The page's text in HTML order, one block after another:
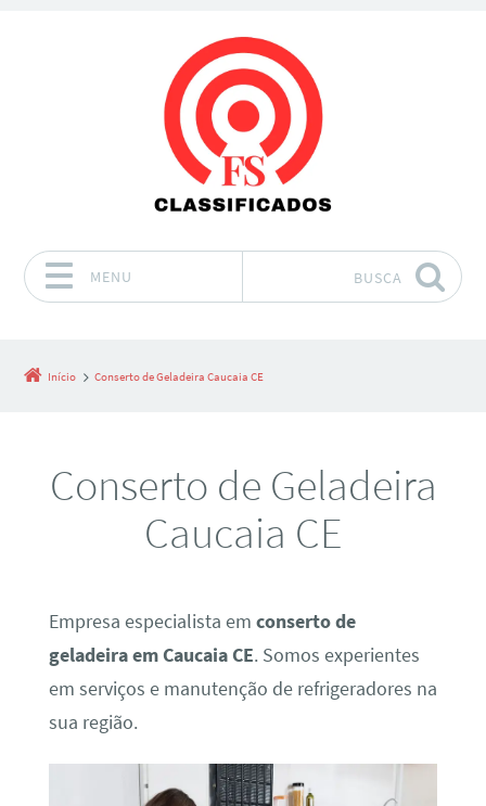
MENU BUSCA
Início Conserto de Geladeira Caucaia CE
Conserto de Geladeira
Caucaia CE
Empresa especialista em conserto de
geladeira em Caucaia CE. Somos experientes
em serviços e manutenção de refrigeradores na
sua região.